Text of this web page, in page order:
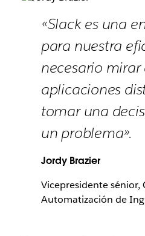
«Slack es una
para nuestra
necesario mirar
aplicaciones
tomar una
un problema».
Jordy Brazier
Vicepresidente sénior,
Automatización de